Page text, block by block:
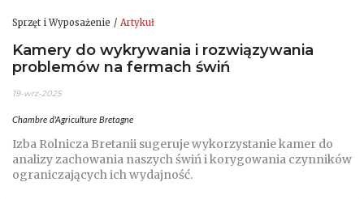
Sprzęt i Wyposażenie Artykuł
Kamery do wykrywania i rozwiązywania
problemów na fermach świń
19-wrz-2025
Chambre d'Agriculture Bretagne
Izba Rolnicza Bretanii sugeruje wykorzystanie kamer do
analizy zachowania naszych świń i korygowania czynników
ograniczających ich wydajność.